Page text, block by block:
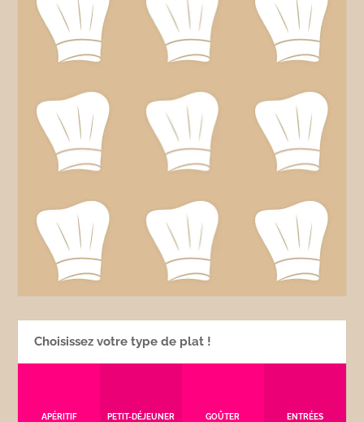
Choisissez votre type de plat !
APÉRITIF PETIT-DÉJEUNER GOÛTER ENTRÉES